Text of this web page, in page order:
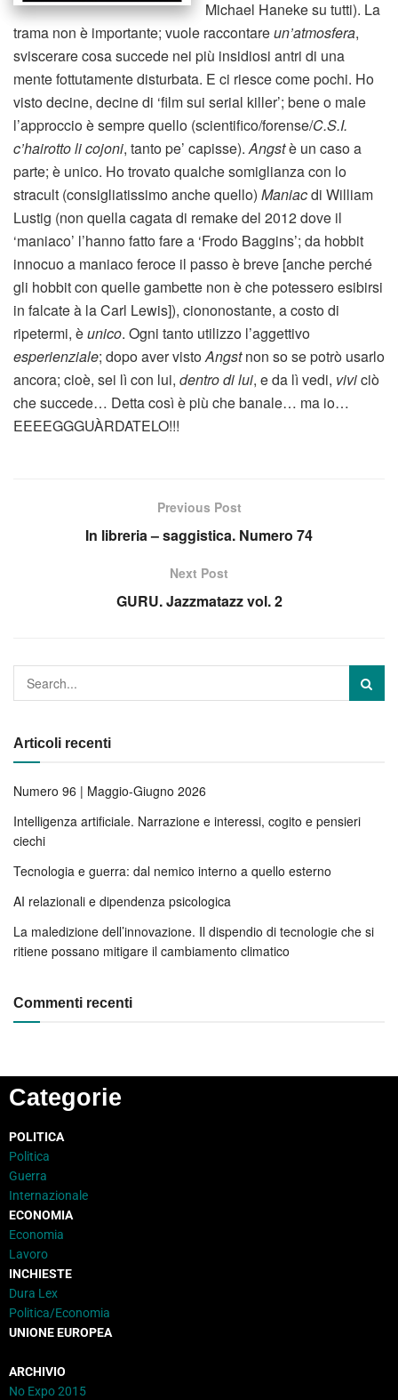
Michael Haneke su tutti). La
trama non è importante; vuole raccontareun’atmosfera,
sviscerare cosa succede nei più insidiosi antri di una
mente fottutamente disturbata. E ci riesce come pochi. Ho
visto decine, decine di ‘film sui serial killer’; bene o male
l’approccio è sempre quello (scientifico/forense/C.S.I.
c’hairotto li cojoni, tanto pe’ capisse).Angstè un caso a
parte; è unico. Ho trovato qualche somiglianza con lo
stracult (consigliatissimo anche quello) Maniacdi William
Lustig (non quella cagata di remake del 2012 dove il
‘maniaco’ l’hanno fatto fare a ‘Frodo Baggins’; da hobbit
innocuo a maniaco feroce il passo è breve [anche perché
gli hobbit con quelle gambette non è che potessero esibirsi
in falcate à la Carl Lewis]), ciononostante, a costo di
ripetermi, èunico. Ogni tanto utilizzo l’aggettivo
esperienziale; dopo aver vistoAngstnon so se potrò usarlo
ancora; cioè, sei lì con lui, dentro di lui, e da lì vedi, viviciò
che succede… Detta così è più che banale… ma io…
EEEEGGGUÀRDATELO!!!
Previous Post
In libreria – saggistica. Numero 74
Next Post
GURU. Jazzmatazz vol. 2
Articoli recenti
Numero 96 | Maggio-Giugno 2026
Intelligenza artificiale. Narrazione e interessi, cogito e pensieri
ciechi
Tecnologia e guerra: dal nemico interno a quello esterno
AI relazionali e dipendenza psicologica
La maledizione dell’innovazione. Il dispendio di tecnologie che si
ritiene possano mitigare il cambiamento climatico
Commenti recenti
Categorie
POLITICA
Politica
Guerra
Internazionale
ECONOMIA
Economia
Lavoro
INCHIESTE
Dura Lex
Politica/Economia
UNIONE EUROPEA
ARCHIVIO
No Expo 2015